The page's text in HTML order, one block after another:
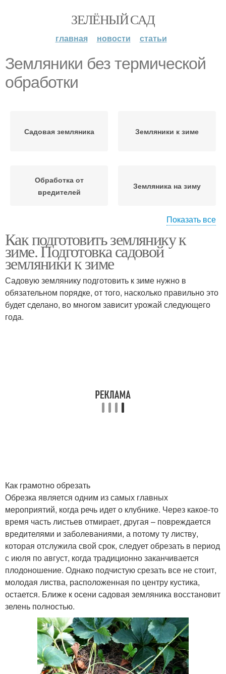
ЗЕЛЁНЫЙ САД
главная новости статьи
Земляники без термической
обработки
Садовая земляника Земляники к зиме
Обработка от
вредителей
Земляника на зиму
земляника
земляникой
Земляника без варки
Уход за мелкоплодной
земляникой
Показать все
Как подготовить землянику к
зиме. Подготовка садовой
земляники к зиме
Садовую землянику подготовить к зиме нужно в
обязательном порядке, от того, насколько правильно это
будет сделано, во многом зависит урожай следующего
года.
Как грамотно обрезать
Обрезка является одним из самых главных
мероприятий, когда речь идет о клубнике. Через какое-то
время часть листьев отмирает, другая – повреждается
вредителями и заболеваниями, а потому ту листву,
которая отслужила свой срок, следует обрезать в период
с июля по август, когда традиционно заканчивается
плодоношение. Однако подчистую срезать все не стоит,
молодая листва, расположенная по центру кустика,
остается. Ближе к осени садовая земляника восстановит
зелень полностью.